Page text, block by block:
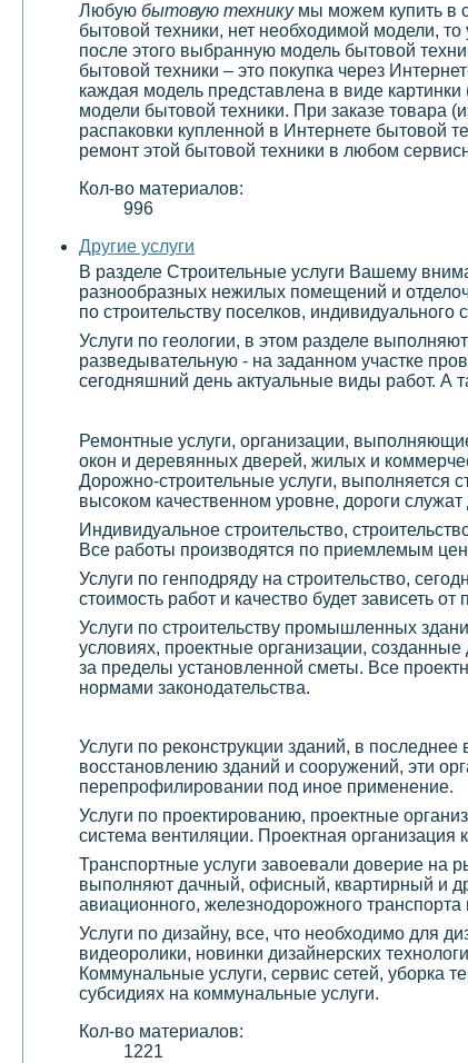
Любую бытовую техникумы можем купить в
бытовой техники, нет необходимой модели,
после этого выбранную модель бытовой
бытовой техники – это покупка через
каждая модель представлена в виде
модели бытовой техники. При заказе товара
распаковки купленной в Интернете бытовой
ремонт этой бытовой техники в любом
Кол-во материалов:
996
Другие услуги
В разделе Строительные услуги Вашему
разнообразных нежилых помещений и
по строительству поселков,
Услуги по геологии, в этом разделе
разведывательную - на заданном участке
сегодняшний день актуальные виды работ. А
Ремонтные услуги, организации,
окон и деревянных дверей, жилых и
Дорожно-строительные услуги, выполняется
высоком качественном уровне, дороги
Индивидуальное строительство,
Все работы производятся по приемлемым
Услуги по генподряду на строительство,
стоимость работ и качество будет зависеть
Услуги по строительству промышленных
условиях, проектные организации,
за пределы установленной сметы. Все
нормами законодательства.
Услуги по реконструкции зданий, в
восстановлению зданий и сооружений, эти
перепрофилировании под иное применение.
Услуги по проектированию, проектные
система вентиляции. Проектная организация
Транспортные услуги завоевали доверие на
выполняют дачный, офисный, квартирный и
авиационного, железнодорожного транспорта
Услуги по дизайну, все, что необходимо для
видеоролики, новинки дизайнерских
Коммунальные услуги, сервис сетей, уборка
субсидиях на коммунальные услуги.
Кол-во материалов:
1221